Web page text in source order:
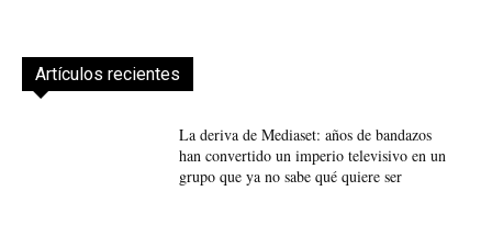
Artículos recientes
La deriva de Mediaset: años de bandazos
han convertido un imperio televisivo en un
grupo que ya no sabe qué quiere ser